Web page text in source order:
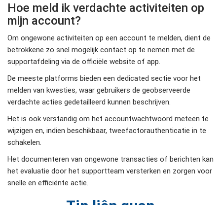
Hoe meld ik verdachte activiteiten op
mijn account?
Om ongewone activiteiten op een account te melden, dient de
betrokkene zo snel mogelijk contact op te nemen met de
supportafdeling via de officiële website of app.
De meeste platforms bieden een dedicated sectie voor het
melden van kwesties, waar gebruikers de geobserveerde
verdachte acties gedetailleerd kunnen beschrijven.
Het is ook verstandig om het accountwachtwoord meteen te
wijzigen en, indien beschikbaar, tweefactorauthenticatie in te
schakelen.
Het documenteren van ongewone transacties of berichten kan
het evaluatie door het supportteam versterken en zorgen voor
snelle en efficiënte actie.